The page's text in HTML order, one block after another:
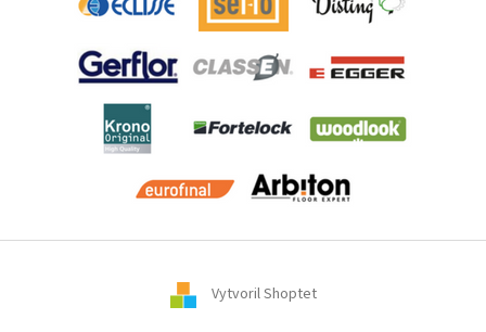
Vytvoril Shoptet